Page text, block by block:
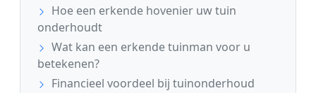
Hoe een erkende hovenier uw tuin
onderhoudt
Wat kan een erkende tuinman voor u
betekenen?
Financieel voordeel bij tuinonderhoud